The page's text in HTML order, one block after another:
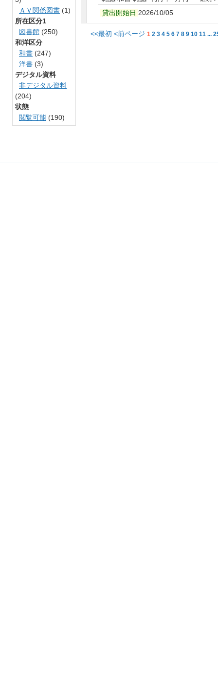
ＡＶ関係図書 (1)
所在区分1
図書館 (250)
和洋区分
和書 (247)
洋書 (3)
デジタル資料
非デジタル資料
(204)
状態
閲覧可能 (190)
貸出開始日 2026/10/05
<<最初 <前ページ 1 2 3 4 5 6 7 8 9 10 11 ...